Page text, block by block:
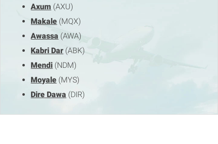
Axum (AXU)
Makale (MQX)
Awassa (AWA)
Kabri Dar (ABK)
Mendi (NDM)
Moyale (MYS)
Dire Dawa (DIR)